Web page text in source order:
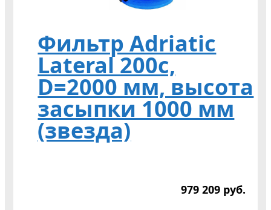
Фильтр Adriatic
Lateral 200c,
D=2000 мм, высота
засыпки 1000 мм
(звезда)
979 209 руб.